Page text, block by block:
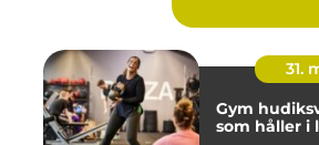
31.
Gym hudiksvall
som håller i